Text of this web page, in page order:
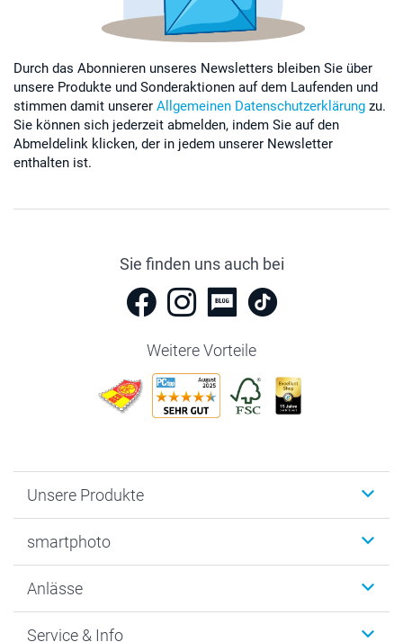
Durch das Abonnieren unseres Newsletters bleiben Sie über
unsere Produkte und Sonderaktionen auf dem Laufenden und
stimmen damit unserer Allgemeinen Datenschutzerklärung zu.
Sie können sich jederzeit abmelden, indem Sie auf den
Abmeldelink klicken, der in jedem unserer Newsletter
enthalten ist.
Sie finden uns auch bei
Weitere Vorteile
Unsere Produkte
Fotogeschenke
MyNameBook
smartphoto
Warum smartphoto
Anlässe
Service & Info